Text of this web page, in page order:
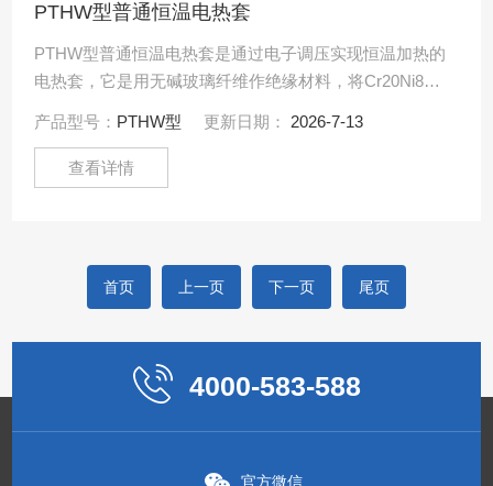
PTHW型普通恒温电热套
PTHW型普通恒温电热套是通过电子调压实现恒温加热的
电热套，它是用无碱玻璃纤维作绝缘材料，将Cr20Ni80
温.....
产品型号： PTHW型 更新日期： 2026-7-13
查看详情
首页 上一页 下一页 尾页
4000-583-588
官方微信